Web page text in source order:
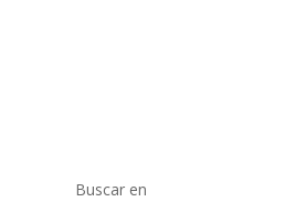
Buscar en